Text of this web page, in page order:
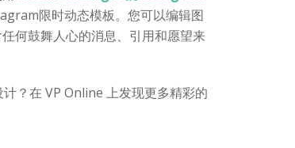
限时动态模板。您可以编辑图
何鼓舞人心的消息、引用和愿望来
？在 VP Online 上发现更多精彩的